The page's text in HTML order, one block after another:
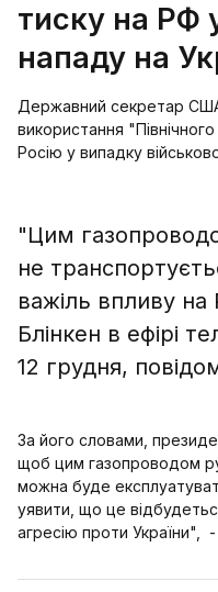
тиску на РФ
нападу на
Державний секретар США
використання
Росію у випадку
"Цим
не
важіль впливу на
Блінкен в ефірі
12 грудня,
За його словами,
щоб цим газопроводом
можна буде
уявити, що це
агресію проти